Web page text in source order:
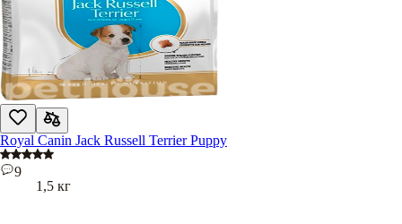
Royal Canin Jack Russell Terrier Puppy
9
1,5 кг